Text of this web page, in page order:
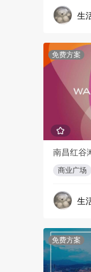
生
免费方案
南昌红谷
商业广场
生
免费方案